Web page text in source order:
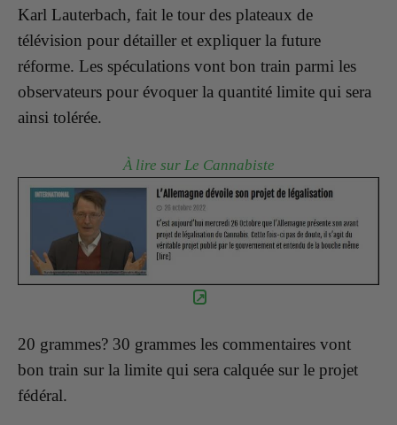
Karl Lauterbach, fait le tour des plateaux de
télévision pour détailler et expliquer la future
réforme. Les spéculations vont bon train parmi les
observateurs pour évoquer la quantité limite qui sera
ainsi tolérée.
À lire sur Le Cannabiste
20 grammes? 30 grammes les commentaires vont
bon train sur la limite qui sera calquée sur le projet
fédéral.